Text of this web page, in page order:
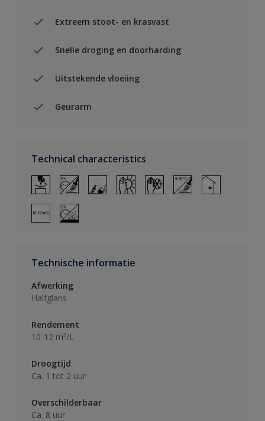
Extreem stoot- en krasvast
Snelle droging en doorharding
Uitstekende vloeiing
Geurarm
Technical characteristics
Technische informatie
Afwerking
Halfglans
Rendement
10-12 m²/L
Droogtijd
Ca. 1 tot 2 uur
Overschilderbaar
Ca. 8 uur